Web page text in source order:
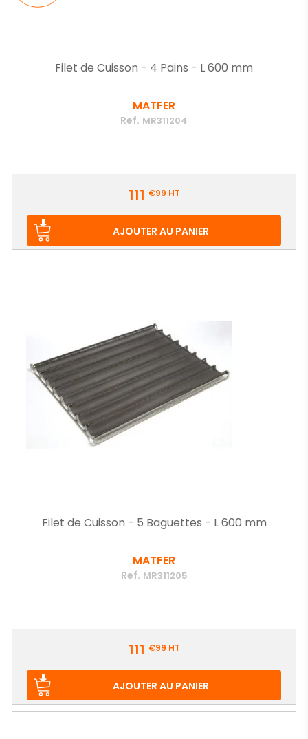
Filet de Cuisson - 4 Pains - L 600 mm
MATFER
Ref. MR311204
111 €99 HT
AJOUTER AU PANIER
Filet de Cuisson - 5 Baguettes - L 600 mm
MATFER
Ref. MR311205
111 €99 HT
AJOUTER AU PANIER